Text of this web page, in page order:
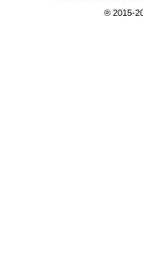
® 2015-